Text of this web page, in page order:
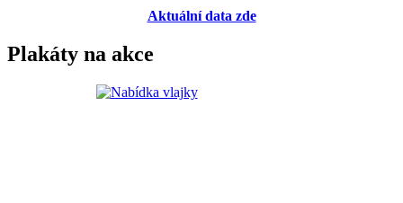
Aktuální data zde
Plakáty na akce